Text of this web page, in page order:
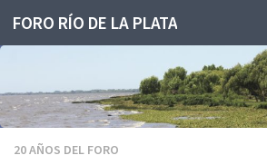
Saltar al contenido
FORO RÍO DE LA PLATA
20 AÑOS DEL FORO